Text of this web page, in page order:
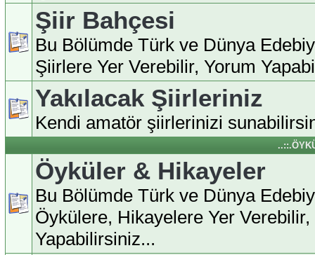
Şiir Bahçesi
Bu Bölümde Türk ve Dünya
Şiirlere Yer Verebilir, Yorum
Yakılacak Şiirleriniz
Kendi amatör şiirlerinizi
Öyküler & Hikayeler
Bu Bölümde Türk ve Dünya
Öykülere, Hikayelere Yer Verebilir,
Yapabilirsiniz...